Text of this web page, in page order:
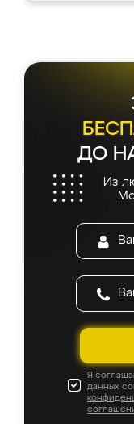
ДО
Из
Я
данных